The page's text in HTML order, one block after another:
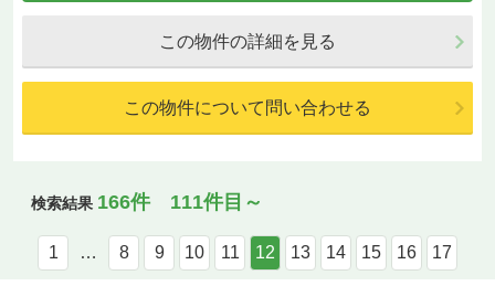
この物件の詳細を見る
この物件について問い合わせる
検索結果 166件 111件目～
1 … 8 9 10 11 12 13 14 15 16 17